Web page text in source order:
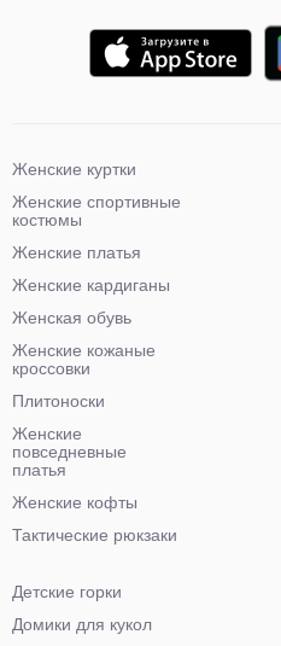
Женские куртки
Женские спортивные
костюмы
Женские платья
Женские кардиганы
Женская обувь
Женские кожаные
кроссовки
Плитоноски
Женские
повседневные
платья
Женские кофты
Тактические рюкзаки
Детские горки
Домики для кукол